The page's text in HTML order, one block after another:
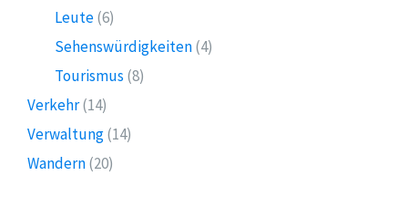
Leute(6)
Sehenswürdigkeiten(4)
Tourismus (8)
Verkehr(14)
Verwaltung(14)
Wandern(20)